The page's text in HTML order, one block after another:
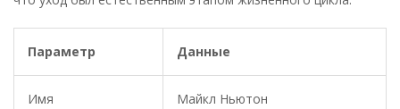
Параметр Данные
Имя Майкл Ньютон